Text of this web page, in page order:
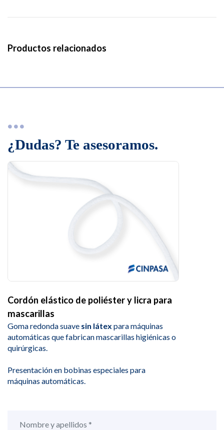
Productos relacionados
¿Dudas? Te asesoramos.
Cordón elástico de poliéster y licra para
mascarillas
Goma redonda suave sin látex para máquinas
automáticas que fabrican mascarillas higiénicas o
quirúrgicas.
Presentación en bobinas especiales para
máquinas automáticas.